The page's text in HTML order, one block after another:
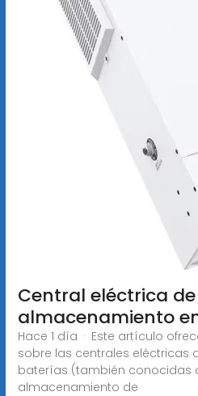
Central eléctrica de
almacenamiento
Hace 1 día · Este artículo
sobre las centrales eléctricas
baterías (también conocidas
almacenamiento de